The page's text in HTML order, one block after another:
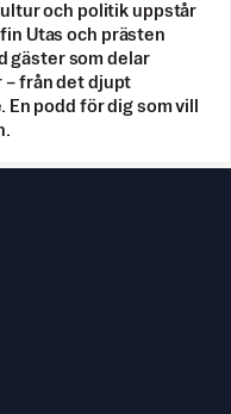
och politik uppstår
Utas och prästen
gäster som delar
från det djupt
podd för dig som vill